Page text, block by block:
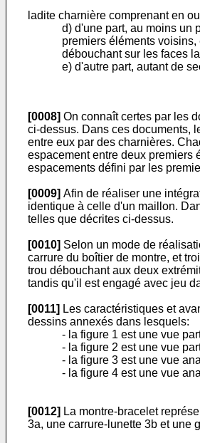
ladite charnière comprenant en
d) d'une part, au moins un
premiers éléments
débouchant sur les faces
e) d'autre part, autant de
[0008] On connaît certes par les
ci-dessus. Dans ces documents,
entre eux par des charnières.
espacement entre deux premiers
espacements défini par les
[0009] Afin de réaliser une
identique à celle d'un maillon.
telles que décrites ci-dessus.
[0010] Selon un mode de
carrure du boîtier de montre, et
trou débouchant aux deux
tandis qu'il est engagé avec jeu
[0011] Les caractéristiques et
dessins annexés dans lesquels:
- la figure 1 est une vue
- la figure 2 est une vue
- la figure 3 est une vue
- la figure 4 est une vue
[0012] La montre-bracelet
3a, une carrure-lunette 3b et une